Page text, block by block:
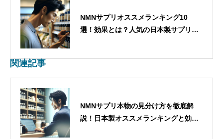
NMNサプリオススメランキング10
選！効果とは？人気の日本製サプリの
関連記事
NMNサプリ本物の見分け方を徹底解
説！日本製オススメランキングと効果